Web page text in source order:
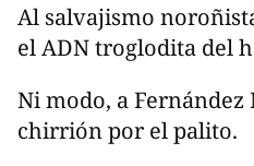
Al salvajismo
el ADN troglodita del
Ni modo, a
chirrión por el palito.